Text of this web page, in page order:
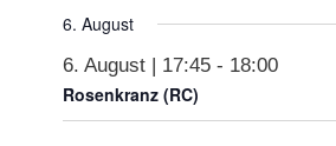
6. August
6. August | 17:45 - 18:00
Rosenkranz (RC)